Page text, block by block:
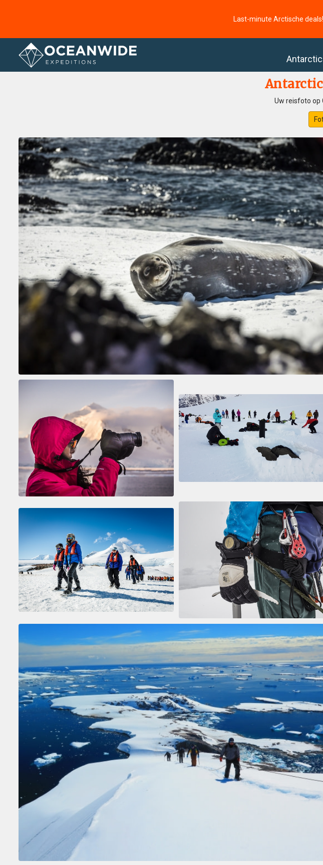
Last-minute Arctische
Home Fotogallerij
Uw reisfoto op